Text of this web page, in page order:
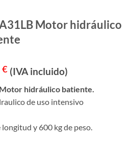
Motor hidráulico
€El
precio
actual
es:
(IVA incluido)
hidráulico batiente.
de uso intensivo
y 600 kg de peso.